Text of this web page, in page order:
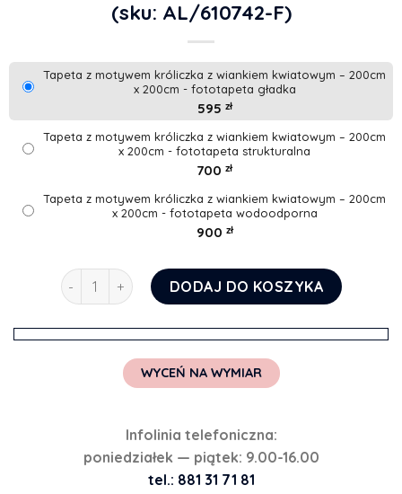
(sku: AL/610742-F)
Tapeta z motywem króliczka z wiankiem kwiatowym – 200cm
x 200cm - fototapeta gładka
595 zł
Tapeta z motywem króliczka z wiankiem kwiatowym – 200cm
x 200cm - fototapeta strukturalna
700 zł
Tapeta z motywem króliczka z wiankiem kwiatowym – 200cm
x 200cm - fototapeta wodoodporna
900 zł
ilość Tapeta z motywem króliczka z wiankiem
DODAJ DO KOSZYKA
WYCEŃ NA WYMIAR
Infolinia telefoniczna:
poniedziałek — piątek: 9.00-16.00
tel.: 881 31 71 81